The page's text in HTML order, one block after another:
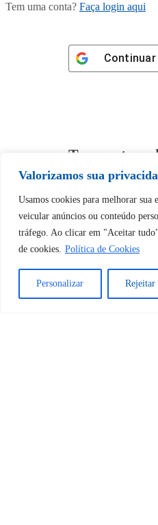
Valorizamos sua
Usamos cookies para melhorar sua
veicular anúncios ou conteúdo
tráfego. Ao clicar em "Aceitar
de cookies. Política de Cookies
Personalizar Rejeitar
Tem uma conta? Faça login aqui
Tem certeza
desbloquear
Desbloquear
Sim